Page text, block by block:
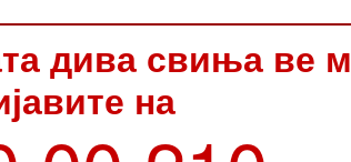
дива свиња ве
на